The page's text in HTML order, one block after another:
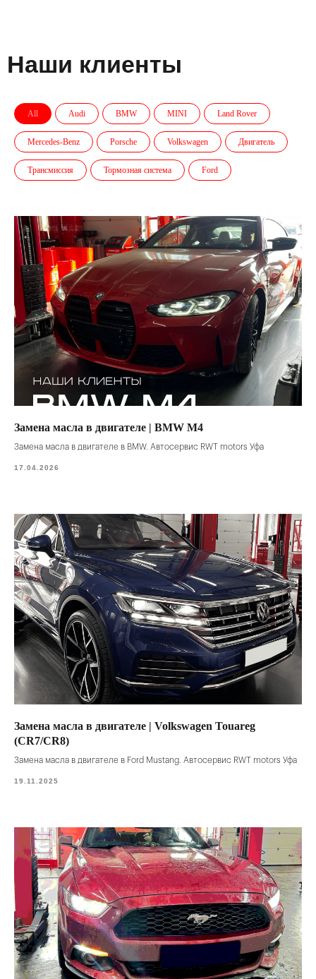
Наши клиенты
All Audi BMW MINI Land Rover
Mercedes-Benz Porsche Volkswagen Двигатель
Трансмиссия Тормозная система Ford
Замена масла в двигателе | BMW M4
Замена масла в двигателе в BMW. Автосервис RWT motors Уфа
17.04.2026
Замена масла в двигателе | Volkswagen Touareg
(CR7/CR8)
Замена масла в двигателе в Ford Mustang. Автосервис RWT motors Уфа
19.11.2025